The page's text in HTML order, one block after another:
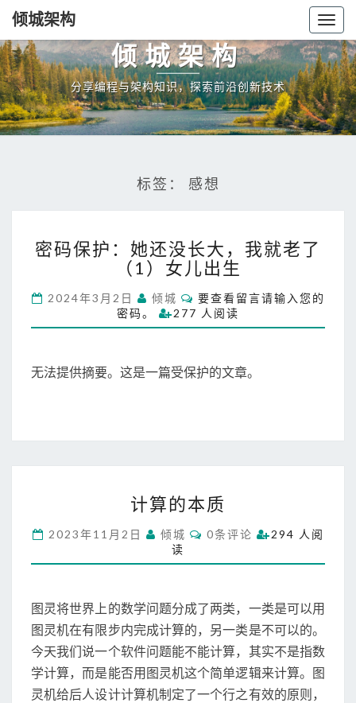
倾城架构
倾城架构
分享编程与架构知识，探索前沿创新技术
标签： 感想
码
保
：
她
长
就
（
1
）
女
儿
生
密码保护：她还没长大，我就老了
（1）女儿出生
2024年3月2日 倾城
C
O
M
M
T
S
要查看留言请输入您的
密码。
277 人阅读
无法提供摘要。这是一篇受保护的文章。
算
本
质
计算的本质
2023年11月2日 倾城
C
O
M
T
S
0条评论
294 人阅
读
图灵将世界上的数学问题分成了两类，一类是可以用
图灵机在有限步内完成计算的，另一类是不可以的。
今天我们说一个软件问题能不能计算，其实不是指数
学计算，而是能否用图灵机这个简单逻辑来计算。图
灵机给后人设计计算机制定了一个行之有效的原则，